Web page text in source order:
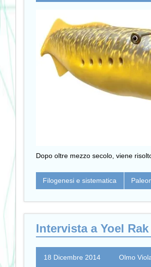
Dopo oltre mezzo secolo, viene
Filogenesi e sistematica
Intervista a Yoel Rak
18 Dicembre 2014 Olmo